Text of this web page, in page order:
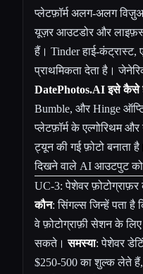
प्लेटफ़ॉर्म अलग-अलग
यूज़र आउटडोर और
हैं। Tinder हाई-कंट्रास्ट,
प्राथमिकता देता है।
DatePhotos.AI इसे कैसे
Bumble, और Hinge
प्लेटफ़ॉर्म के एल्गोरिथम
ट्यून की गई फ़ोटो बनाता
दिखने वाले AI आउटपुट को
UC-3: पेशेवर
कौन: सिंगल्स जिन्हें पता है
वे फ़ोटोग्राफ़ी सेशन के
सकते।समस्या: पेशेवर
$250-500 का शुल्क लेते